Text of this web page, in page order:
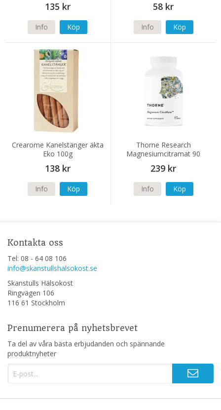
135 kr
Info Köp
58 kr
Info Köp
Crearome Kanelstänger äkta
Eko 100g
138 kr
Info Köp
Thorne Research
Magnesiumcitramat 90
kapslar
239 kr
Info Köp
Kontakta oss
Tel: 08 - 64 08 106
info@skanstullshalsokost.se
Skanstulls Hälsokost
Ringvägen 106
116 61 Stockholm
Prenumerera på nyhetsbrevet
Ta del av våra bästa erbjudanden och spännande
produktnyheter